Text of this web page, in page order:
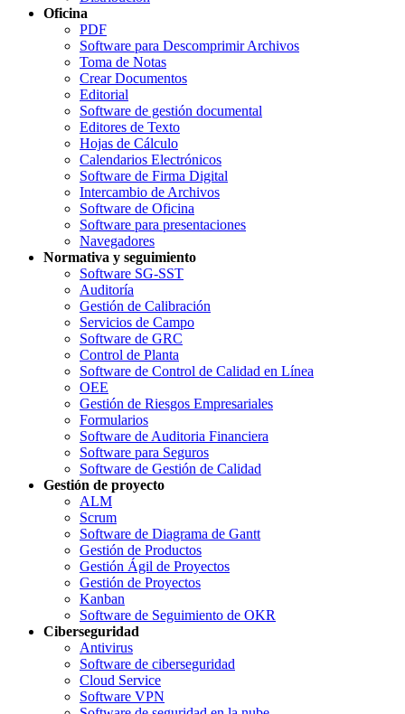
Oficina
PDF
Software para Descomprimir Archivos
Toma de Notas
Crear Documentos
Editorial
Software de gestión documental
Editores de Texto
Hojas de Cálculo
Calendarios Electrónicos
Software de Firma Digital
Intercambio de Archivos
Software de Oficina
Software para presentaciones
Navegadores
Normativa y seguimiento
Software SG-SST
Auditoría
Gestión de Calibración
Servicios de Campo
Software de GRC
Control de Planta
Software de Control de Calidad en Línea
OEE
Gestión de Riesgos Empresariales
Formularios
Software de Auditoria Financiera
Software para Seguros
Software de Gestión de Calidad
Gestión de proyecto
ALM
Scrum
Software de Diagrama de Gantt
Gestión de Productos
Gestión Ágil de Proyectos
Gestión de Proyectos
Kanban
Software de Seguimiento de OKR
Ciberseguridad
Antivirus
Software de ciberseguridad
Cloud Service
Software VPN